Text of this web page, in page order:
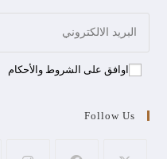
اوافق على الشروط والأحكام
Follow Us